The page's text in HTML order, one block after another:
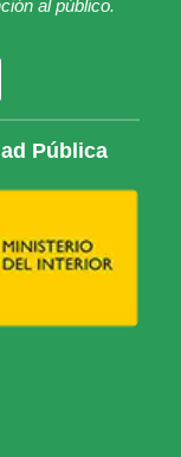
al público.
Pública